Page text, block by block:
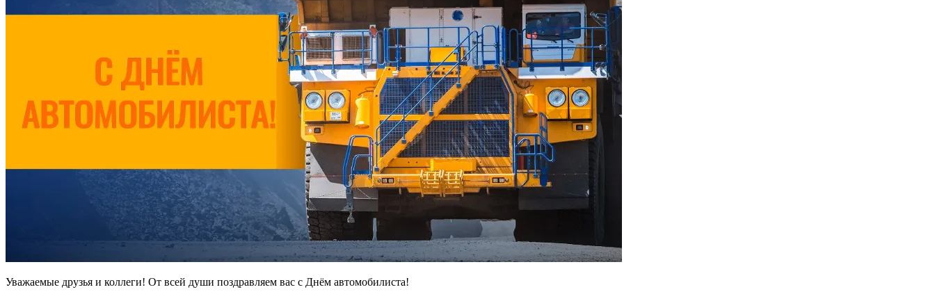
Уважаемые друзья и коллеги! От всей души поздравляем вас с Днём автомобилиста!